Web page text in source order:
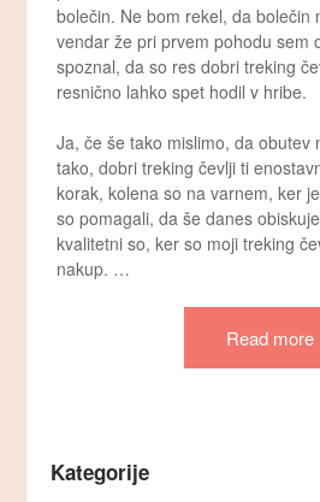
bolečin. Ne bom rekel, da bolečin
vendar že pri prvem pohodu sem
spoznal, da so res dobri treking
resnično lahko spet hodil v hribe.
Ja, če še tako mislimo, da obutev
tako, dobri treking čevlji ti
korak, kolena so na varnem, ker
so pomagali, da še danes
kvalitetni so, ker so moji treking
nakup. …
Read more
Kategorije